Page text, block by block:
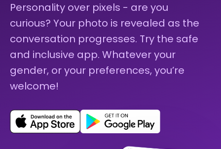
Personality over pixels - are you
curious? Your photo is revealed as the
conversation progresses. Try the safe
and inclusive app. Whatever your
gender, or your preferences, you’re
welcome!